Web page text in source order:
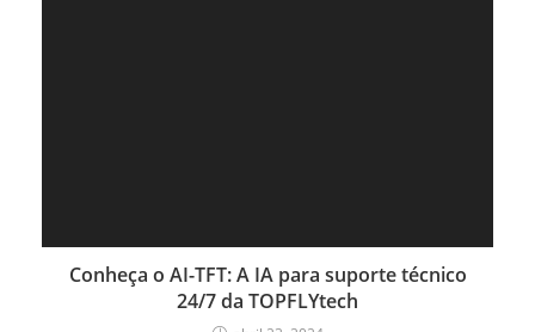
Conheça o AI-TFT: A IA para suporte técnico
24/7 da TOPFLYtech